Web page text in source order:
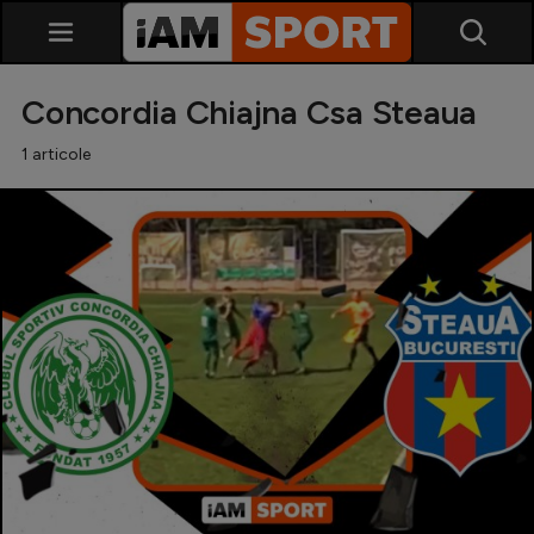
SuperLiga
Liga 2
Cupa României
Echipa Națională
U21
Concordia Chiajna Csa Steaua
1 articole